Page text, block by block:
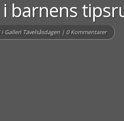
barnens
iGalleri Tävelsåsdagen | 0 Kommentarer